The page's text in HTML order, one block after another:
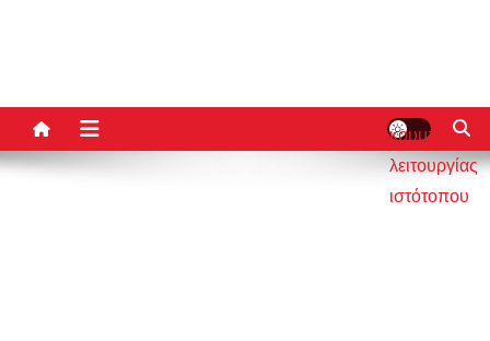
κουμπί
λειτουργίας
ιστότοπου